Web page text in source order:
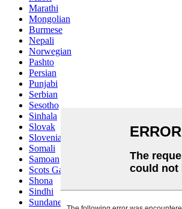
Marathi
Mongolian
Burmese
Nepali
Norwegian
Pashto
Persian
Punjabi
Serbian
Sesotho
Sinhala
Slovak
Slovenian
Somali
Samoan
Scots Gaelic
Shona
Sindhi
Sundanese